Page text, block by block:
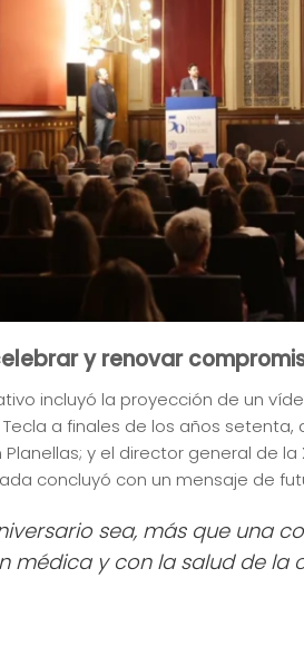
y renovar
incluyó la proyección de un
a finales de los años setenta,
Planellas; y el director general de
concluyó con un mensaje de
sea, más que una
médica y con la salud de la